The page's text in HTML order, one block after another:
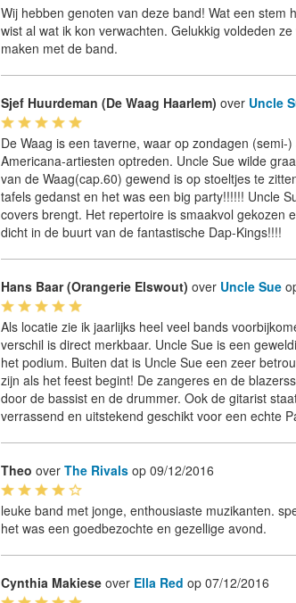
Wij hebben genoten van deze band! Wat een
wist al wat ik kon verwachten. Gelukkig voldeden
maken met de band.
Sjef Huurdeman (De Waag Haarlem) over Uncle
De Waag is een taverne, waar op zondagen
Americana-artiesten optreden. Uncle Sue wilde
van de Waag(cap.60) gewend is op stoeltjes te
tafels gedanst en het was een big party!!!!!! Uncle
covers brengt. Het repertoire is smaakvol gekozen
dicht in de buurt van de fantastische Dap-Kings!!!!
Hans Baar (Orangerie Elswout) over Uncle Sue
Als locatie zie ik jaarlijks heel veel bands
verschil is direct merkbaar. Uncle Sue is een
het podium. Buiten dat is Uncle Sue een zeer
zijn als het feest begint! De zangeres en de
door de bassist en de drummer. Ook de gitarist
verrassend en uitstekend geschikt voor een echte
Theo over The Rivals op 09/12/2016
leuke band met jonge, enthousiaste muzikanten.
het was een goedbezochte en gezellige avond.
Cynthia Makiese over Ella Red op 07/12/2016